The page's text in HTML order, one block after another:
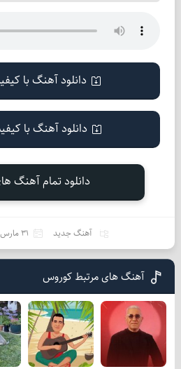
دانلود آهنگ با کیفیت
دانلود آهنگ با
دانلود تمام آهنگ
آهنگ جدید 31 مارس 2024
آهنگ های مرتبط کوروس